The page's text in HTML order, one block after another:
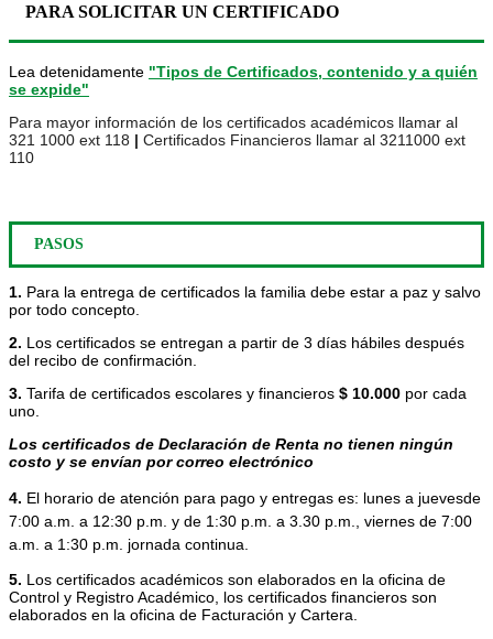
PARA SOLICITAR UN CERTIFICADO
Lea detenidamente "Tipos de Certificados, contenido y a quién
se expide"
Para mayor información de los certificados académicos llamar al
321 1000 ext 118 | Certificados Financieros llamar al 3211000 ext
110
PASOS
1. Para la entrega de certificados la familia debe estar a paz y salvo
por todo concepto.
2. Los certificados se entregan a partir de 3 días hábiles después
del recibo de confirmación.
3. Tarifa de certificados escolares y financieros $ 10.000 por cada
uno.
Los certificados de Declaración de Renta no tienen ningún
costo y se envían por correo electrónico
4. El horario de atención para pago y entregas es: lunes a juevesde
7:00 a.m. a 12:30 p.m. y de 1:30 p.m. a 3.30 p.m., viernes de 7:00
a.m. a 1:30 p.m. jornada continua.
5. Los certificados académicos son elaborados en la oficina de
Control y Registro Académico, los certificados financieros son
elaborados en la oficina de Facturación y Cartera.